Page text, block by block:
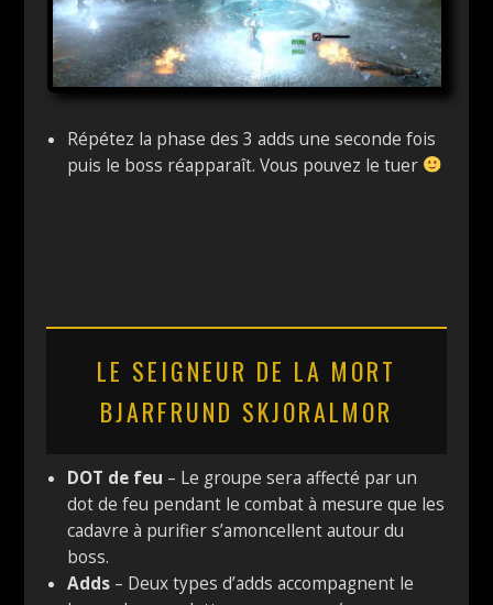
Répétez la phase des 3 adds une seconde fois
puis le boss réapparaît. Vous pouvez le tuer
LE SEIGNEUR DE LA MORT
BJARFRUND SKJORALMOR
DOT de feu – Le groupe sera affecté par un
dot de feu pendant le combat à mesure que les
cadavre à purifier s’amoncellent autour du
boss.
Adds – Deux types d’adds accompagnent le